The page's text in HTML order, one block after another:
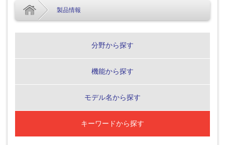
会社概要
製品情報
新着情報
製品情報
分野から探す
機能から探す
モデル名から探す
キーワードから探す